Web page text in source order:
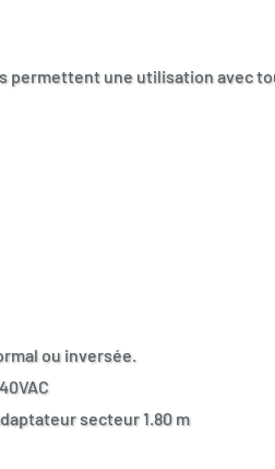
permettent une utilisation avec
ou inversée.
secteur 1.80 m